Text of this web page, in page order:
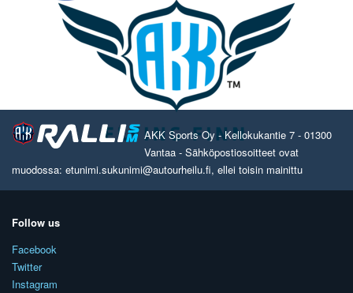
AKK Sports Oy - Kellokukantie 7 - 01300
Vantaa - Sähköpostiosoitteet ovat
muodossa: etunimi.sukunimi@autourheilu.fi, ellei toisin mainittu
Follow us
Facebook
Twitter
Instagram